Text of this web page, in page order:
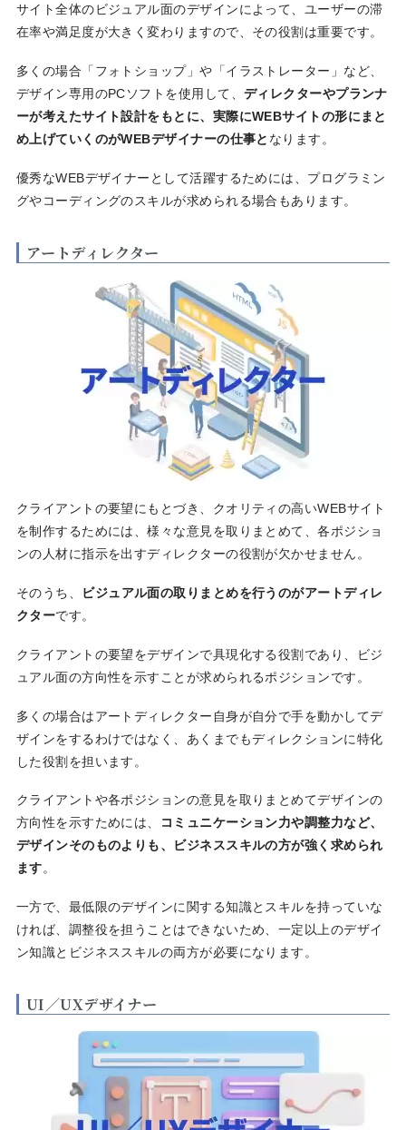
サイト全体のビジュアル面のデザインによって、ユーザーの滞
在率や満足度が大きく変わりますので、その役割は重要です。
多くの場合「フォトショップ」や「イラストレーター」など、
デザイン専用のPCソフトを使用して、 ディレクターやプランナ
ーが考えたサイト設計をもとに、実際にWEBサイトの形にまと
め上げていくのがWEBデザイナーの仕事と なります。
優秀なWEBデザイナーとして活躍するためには、プログラミン
グやコーディングのスキルが求められる場合もあります。
アートディレクター
クライアントの要望にもとづき、クオリティの高いWEBサイト
を制作するためには、様々な意見を取りまとめて、各ポジショ
ンの人材に指示を出すディレクターの役割が欠かせません。
そのうち、
ビジュアル面の取りまとめを行うのがアートディレ
クターです。
クライアントの要望をデザインで具現化する役割であり、ビジ
ュアル面の方向性を示すことが求められるポジションです。
多くの場合はアートディレクター自身が自分で手を動かしてデ
ザインをするわけではなく、あくまでもディレクションに特化
した役割を担います。
クライアントや各ポジションの意見を取りまとめてデザインの
方向性を示すためには、
コミュニケーション力や調整力など、
デザインそのものよりも、ビジネススキルの方が強く求められ
ます。
一方で、最低限のデザインに関する知識とスキルを持っていな
ければ、調整役を担うことはできないため、一定以上のデザイ
ン知識とビジネススキルの両方が必要になります。
UI／UXデザイナー